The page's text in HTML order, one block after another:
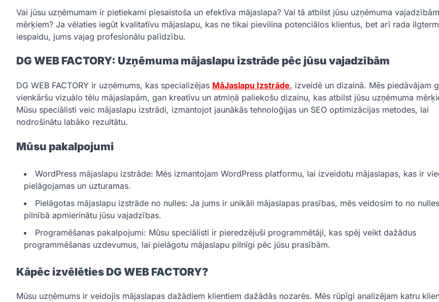
Vai jūsu uzņēmumam ir pietiekami piesaistoša un efektīva mājaslapa? Vai tā atbilst jūsu uzņēmuma
mērķiem? Ja vēlaties iegūt kvalitatīvu mājaslapu, kas ne tikai pievilina potenciālos klientus, bet arī rada
iespaidu, jums vajag profesionālu palīdzību.
DG WEB FACTORY: Uzņēmuma mājaslapu izstrāde pēc jūsu vajadzībām
DG WEB FACTORY ir uzņēmums, kas specializējas MāJaslapu Izstrāde, izveidē un dizainā. Mēs piedāvājam
vienkāršu vizuālo tēlu mājaslapām, gan kreatīvu un atmiņā paliekošu dizainu, kas atbilst jūsu uzņēmuma
Mūsu speciālisti veic mājaslapu izstrādi, izmantojot jaunākās tehnoloģijas un SEO optimizācijas metodes, lai
nodrošinātu labāko rezultātu.
Mūsu pakalpojumi
WordPress mājaslapu izstrāde: Mēs izmantojam WordPress platformu, lai izveidotu mājaslapas, kas ir
pielāgojamas un uzturamas.
Pielāgotas mājaslapu izstrāde no nulles: Ja jums ir unikāli mājaslapas prasības, mēs veidosim to no
pilnībā apmierinātu jūsu vajadzības.
Programēšanas pakalpojumi: Mūsu speciālisti ir pieredzējuši programmētāji, kas spēj veikt dažādus
programmēšanas uzdevumus, lai pielāgotu mājaslapu pilnīgi pēc jūsu prasībām.
Kāpēc izvēlēties DG WEB FACTORY?
Mūsu uzņēmums ir veidojis mājaslapas dažādiem klientiem dažādās nozarēs. Mēs rūpīgi analizējam katru